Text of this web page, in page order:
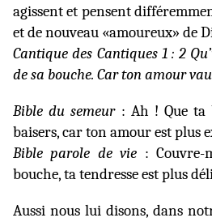
agissent et pensent
et de nouveau «amoureux» de
Cantique des Cantiques 1 : 2
de sa bouche. Car ton amour
Bible du semeur: Ah ! Que ta
baisers, car ton amour est plus
Bible parole de vie : Couvre-
bouche, ta tendresse est plus
Aussi nous lui disons, dans